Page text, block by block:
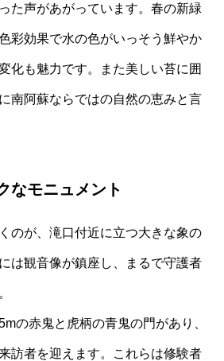
た声があがっています。春の新緑
彩効果で水の色がいっそう鮮やか
化も魅力です。また美しい苔に囲
南阿蘇ならではの自然の恵みと言
なモニュメント
のが、滝口付近に立つ大きな象の
は観音像が鎮座し、まるで守護者
の赤鬼と虎柄の青鬼の門があり、
訪者を迎えます。これらは修験者